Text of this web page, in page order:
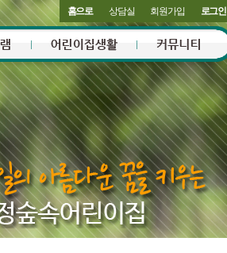
홈으로 상담실 회원가입 로그인